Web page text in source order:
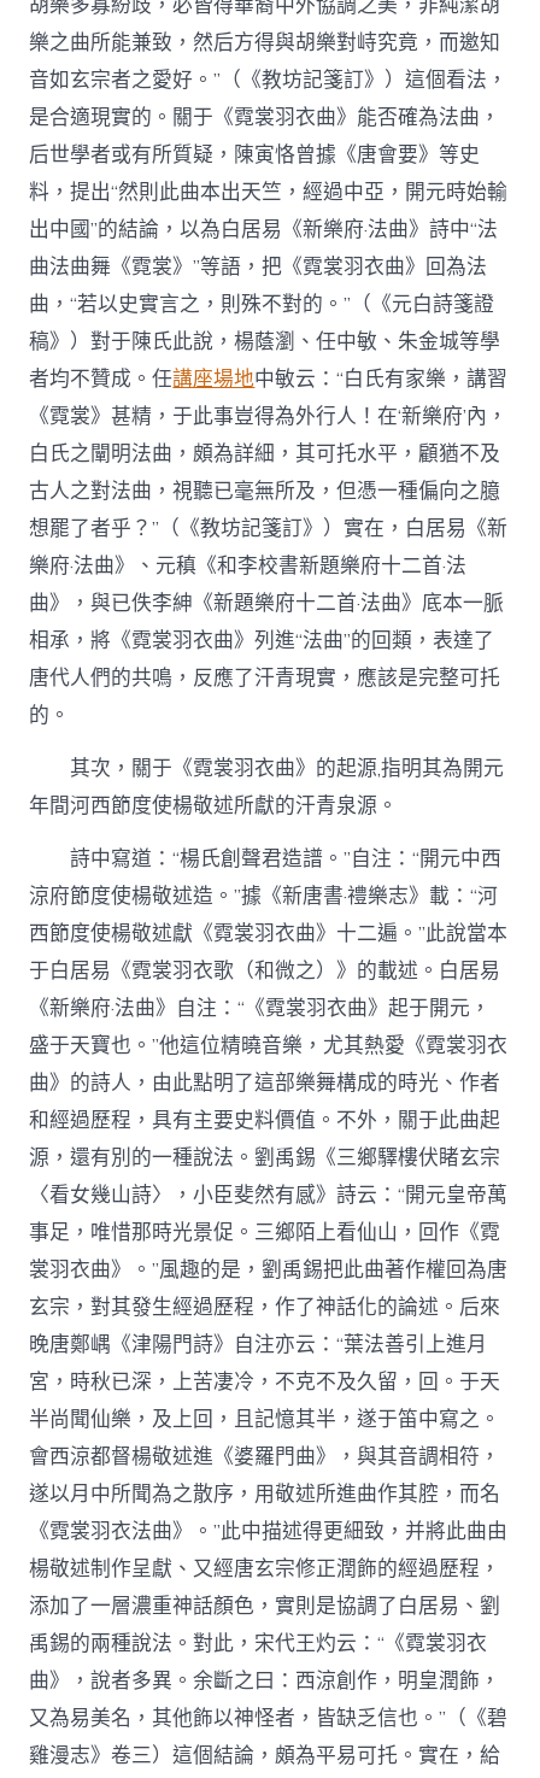
胡樂多寡紛歧，必皆得華裔中外協調之美，非純潔胡
樂之曲所能兼致，然后方得與胡樂對峙究竟，而邀知
音如玄宗者之愛好。”（《教坊記箋訂》）這個看法，
是合適現實的。關于《霓裳羽衣曲》能否確為法曲，
后世學者或有所質疑，陳寅恪曾據《唐會要》等史
料，提出“然則此曲本出天竺，經過中亞，開元時始輸
出中國”的結論，以為白居易《新樂府·法曲》詩中“法
曲法曲舞《霓裳》”等語，把《霓裳羽衣曲》回為法
曲，“若以史實言之，則殊不對的。”（《元白詩箋證
稿》）對于陳氏此說，楊蔭瀏、任中敏、朱金城等學
者均不贊成。任講座場地中敏云：“白氏有家樂，講習
《霓裳》甚精，于此事豈得為外行人！在‘新樂府’內，
白氏之闡明法曲，頗為詳細，其可托水平，顧猶不及
古人之對法曲，視聽已毫無所及，但憑一種偏向之臆
想罷了者乎？”（《教坊記箋訂》）實在，白居易《新
樂府·法曲》、元稹《和李校書新題樂府十二首·法
曲》，與已佚李紳《新題樂府十二首·法曲》底本一脈
相承，將《霓裳羽衣曲》列進“法曲”的回類，表達了
唐代人們的共鳴，反應了汗青現實，應該是完整可托
的。
其次，關于《霓裳羽衣曲》的起源,指明其為開元
年間河西節度使楊敬述所獻的汗青泉源。
詩中寫道：“楊氏創聲君造譜。”自注：“開元中西
涼府節度使楊敬述造。”據《新唐書·禮樂志》載：“河
西節度使楊敬述獻《霓裳羽衣曲》十二遍。”此說當本
于白居易《霓裳羽衣歌（和微之）》的載述。白居易
《新樂府·法曲》自注：“《霓裳羽衣曲》起于開元，
盛于天寶也。”他這位精曉音樂，尤其熱愛《霓裳羽衣
曲》的詩人，由此點明了這部樂舞構成的時光、作者
和經過歷程，具有主要史料價值。不外，關于此曲起
源，還有別的一種說法。劉禹錫《三鄉驛樓伏睹玄宗
〈看女幾山詩〉，小臣斐然有感》詩云：“開元皇帝萬
事足，唯惜那時光景促。三鄉陌上看仙山，回作《霓
裳羽衣曲》。”風趣的是，劉禹錫把此曲著作權回為唐
玄宗，對其發生經過歷程，作了神話化的論述。后來
晚唐鄭嵎《津陽門詩》自注亦云：“葉法善引上進月
宮，時秋已深，上苦凄冷，不克不及久留，回。于天
半尚聞仙樂，及上回，且記憶其半，遂于笛中寫之。
會西涼都督楊敬述進《婆羅門曲》，與其音調相符，
遂以月中所聞為之散序，用敬述所進曲作其腔，而名
《霓裳羽衣法曲》。”此中描述得更細致，并將此曲由
楊敬述制作呈獻、又經唐玄宗修正潤飾的經過歷程，
添加了一層濃重神話顏色，實則是協調了白居易、劉
禹錫的兩種說法。對此，宋代王灼云：“《霓裳羽衣
曲》，說者多異。余斷之曰：西涼創作，明皇潤飾，
又為易美名，其他飾以神怪者，皆缺乏信也。”（《碧
雞漫志》卷三）這個結論，頗為平易可托。實在，給